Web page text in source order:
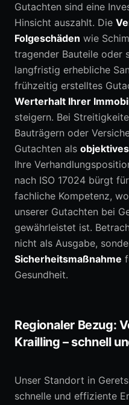
Gutachten sind eine
Hinsicht auszahlt. Die
Folgeschäden wie
tragender Bauteile oder
langfristig erhebliche
frühzeitig erstelltes
Werterhalt Ihrer
steigern. Bei
Bauträgern oder
Gutachten als
Ihre
nach ISO 17024 bürgt
fachliche Kompetenz,
unserer Gutachten bei
gewährleistet ist.
nicht als Ausgabe,
Sicherheitsmaßnahme
Gesundheit.
Regionaler Bezug:
Krailling – schnell
Unser Standort in
schnelle und effiziente